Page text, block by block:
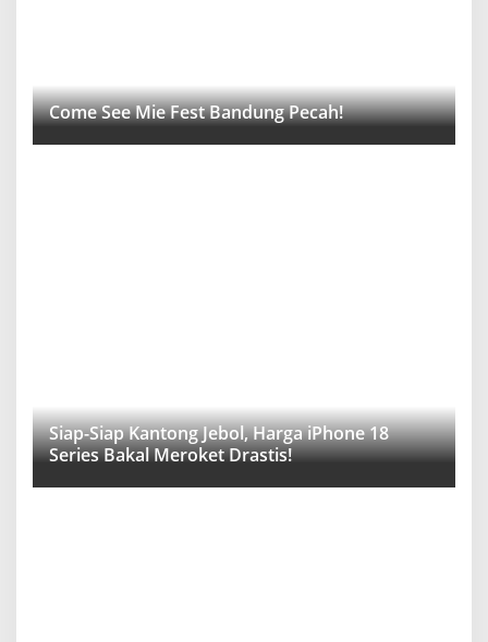
Come See Mie Fest Bandung Pecah!
Siap-Siap Kantong Jebol, Harga iPhone 18
Series Bakal Meroket Drastis!